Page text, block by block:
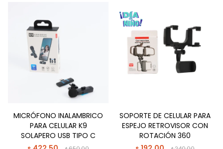
MICRÓFONO INALAMBRICO
PARA CELULAR K9
SOLAPERO USB TIPO C
SOPORTE DE CELULAR PARA
ESPEJO RETROVISOR CON
ROTACIÓN 360